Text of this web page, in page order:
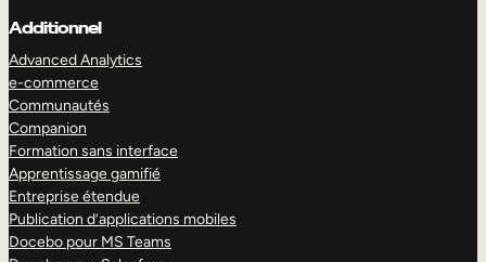
Additionnel
Advanced Analytics
e-commerce
Communautés
Companion
Formation sans interface
Apprentissage gamifié
Entreprise étendue
Publication d’applications mobiles
Docebo pour MS Teams